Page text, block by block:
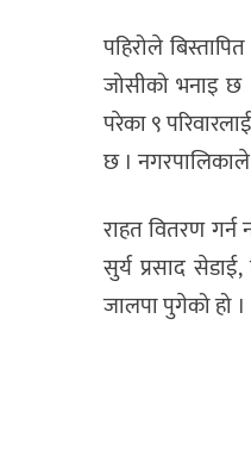
पहिरोले
जोसीको भनाइ छ
परेका ९
छ । नगरपालिकाले
राहत वितरण
सुर्य प्रसाद
जालपा पुगेको हो ।